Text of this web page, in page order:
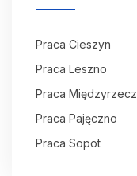
Praca Cieszyn
Praca Leszno
Praca Międzyrzecz
Praca Pajęczno
Praca Sopot